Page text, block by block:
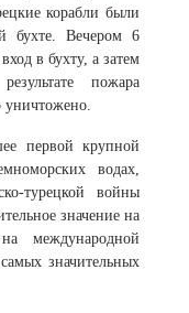
корабли были
бухте. Вечером 6
в бухту, а затем
пожара
уничтожено.
первой крупной
водах,
турецкой войны
значение на
международной
значительных